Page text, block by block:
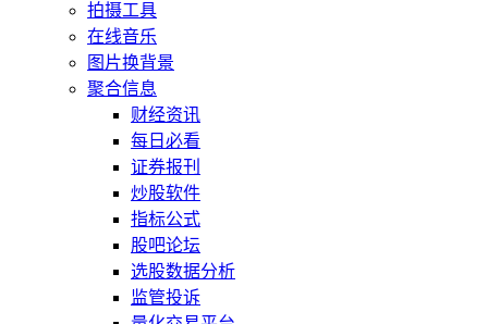
拍摄工具
在线音乐
图片换背景
聚合信息
财经资讯
每日必看
证券报刊
炒股软件
指标公式
股吧论坛
选股数据分析
监管投诉